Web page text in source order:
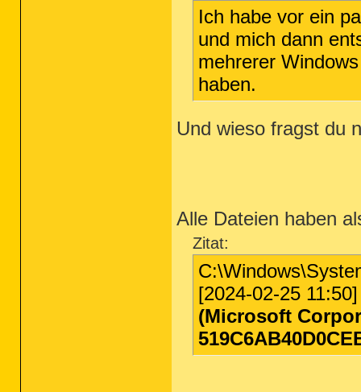
Ich habe vor ein
und mich dann
mehrerer
haben.
Und wieso fragst du
Alle Dateien haben
Zitat:
[2024-02-25
(Microsoft